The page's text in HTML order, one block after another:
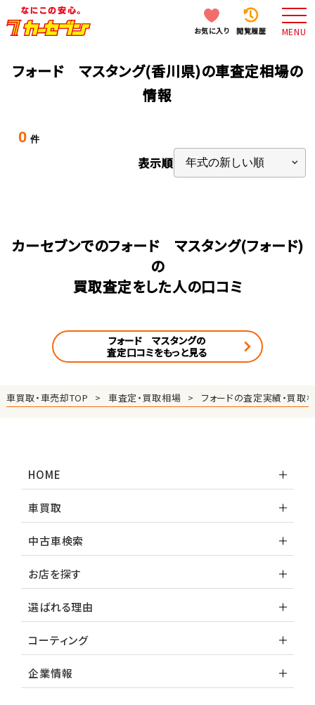
お気に入り 閲覧履歴 MENU
フォード マスタング(香川県)の車査定相場の
情報
0 件
表示順
カーセブンでのフォード マスタング(フォード)
の
買取査定をした人の口コミ
フォード マスタングの
査定口コミをもっと見る
車買取・車売却TOP 車査定・買取相場 フォードの査定実績・買取
HOME
車買取
中古車検索
お店を探す
選ばれる理由
コーティング
企業情報